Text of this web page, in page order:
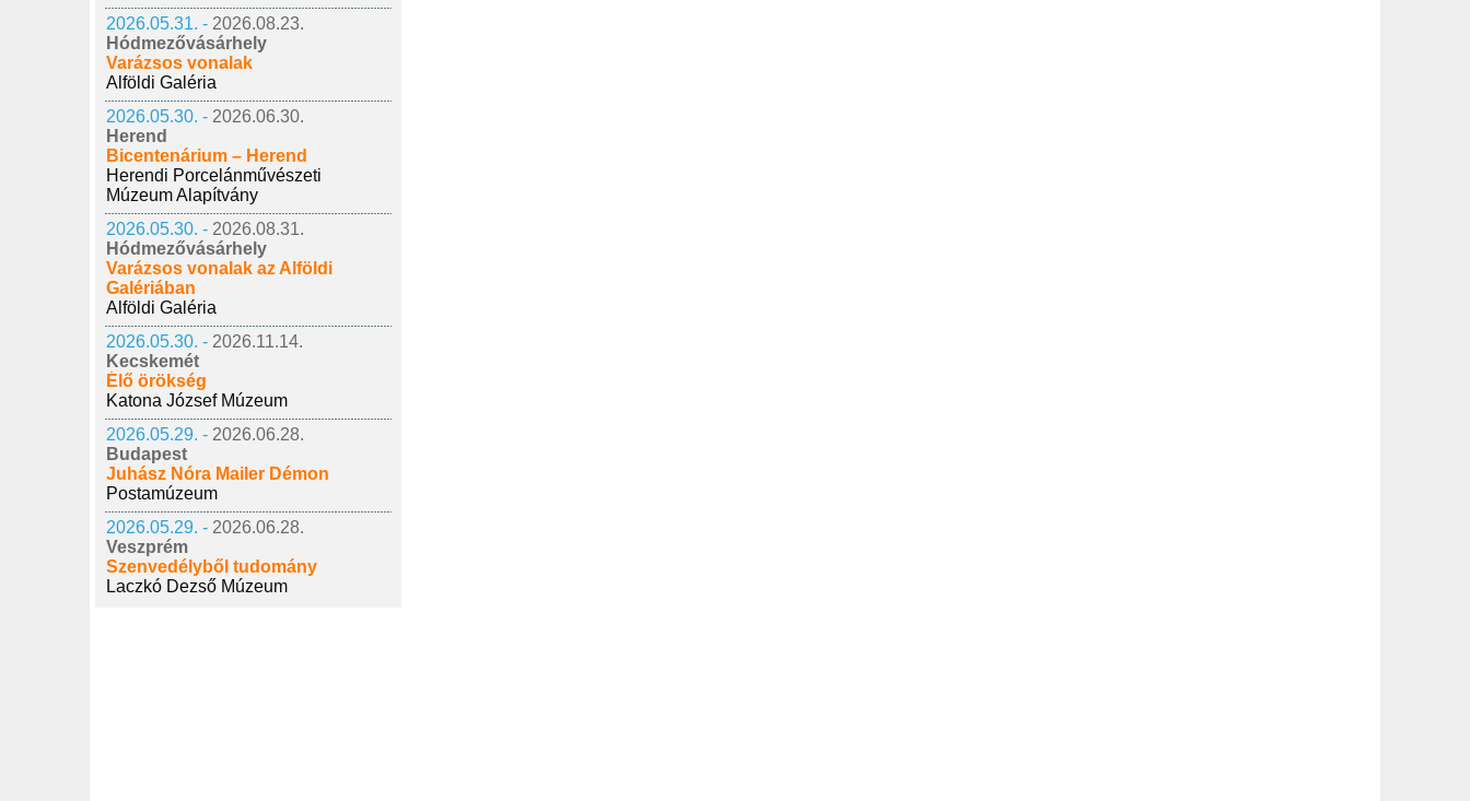
2026.05.31. - 2026.08.23.
Hódmezővásárhely
Varázsos vonalak
Alföldi Galéria
2026.05.30. - 2026.06.30.
Herend
Bicentenárium – Herend
Herendi Porcelánművészeti
Múzeum Alapítvány
2026.05.30. - 2026.08.31.
Hódmezővásárhely
Varázsos vonalak az Alföldi
Galériában
Alföldi Galéria
2026.05.30. - 2026.11.14.
Kecskemét
Élő örökség
Katona József Múzeum
2026.05.29. - 2026.06.28.
Budapest
Juhász Nóra Mailer Démon
Postamúzeum
2026.05.29. - 2026.06.28.
Veszprém
Szenvedélyből tudomány
Laczkó Dezső Múzeum